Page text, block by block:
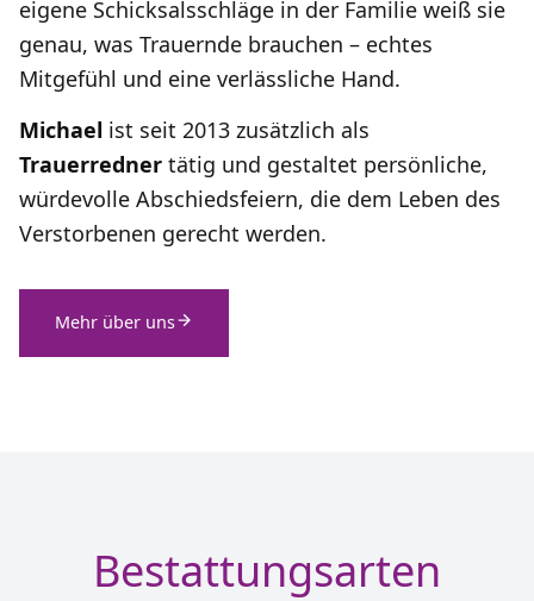
eigene Schicksalsschläge in der Familie weiß sie
genau, was Trauernde brauchen – echtes
Mitgefühl und eine verlässliche Hand.
Michael ist seit 2013 zusätzlich als
Trauerredner tätig und gestaltet persönliche,
würdevolle Abschiedsfeiern, die dem Leben des
Verstorbenen gerecht werden.
Mehr über uns
Bestattungsarten